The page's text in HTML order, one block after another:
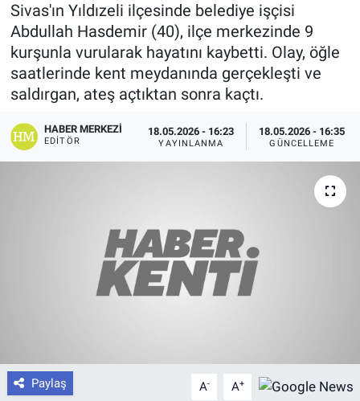
Sivas'ın Yıldızeli ilçesinde belediye işçisi
Abdullah Hasdemir (40), ilçe merkezinde 9
kurşunla vurularak hayatını kaybetti. Olay, öğle
saatlerinde kent meydanında gerçekleşti ve
saldırgan, ateş açtıktan sonra kaçtı.
HABER MERKEZI
EDITÖR
18.05.2026 - 16:23
YAYINLANMA
18.05.2026 - 16:35
GÜNCELLEME
Paylaş A- A+